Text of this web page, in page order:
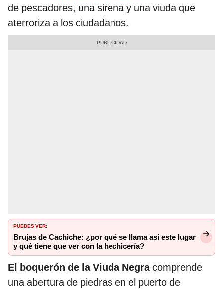
de pescadores, una sirena y una viuda que
aterroriza a los ciudadanos.
PUEDES VER:
Brujas de Cachiche: ¿por qué se llama así este lugar
y qué tiene que ver con la hechicería?
El boquerón de la Viuda Negracomprende
una abertura de piedras en el puerto de